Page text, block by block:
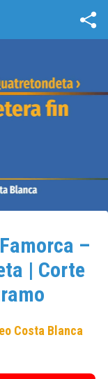
–
| Corte
Costa Blanca